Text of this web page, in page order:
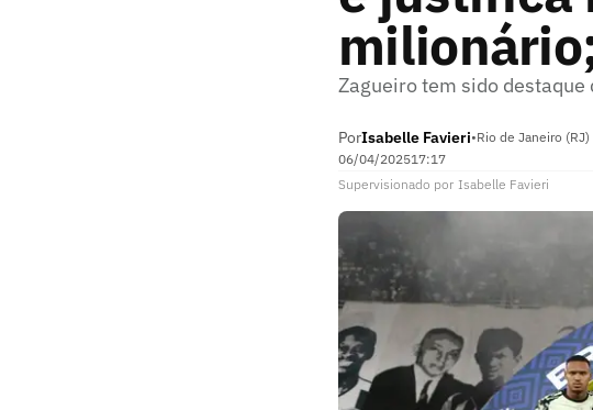
Zagueiro tem sido
PorIsabelle Favieri•Rio de Janeiro (RJ)
06/04/202517:17
Supervisionado por Isabelle Favieri